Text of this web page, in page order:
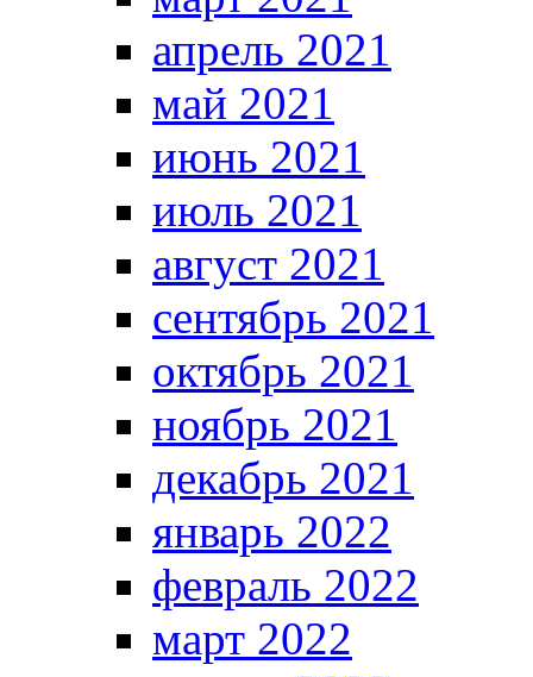
апрель 2021
май 2021
июнь 2021
июль 2021
август 2021
сентябрь 2021
октябрь 2021
ноябрь 2021
декабрь 2021
январь 2022
февраль 2022
март 2022